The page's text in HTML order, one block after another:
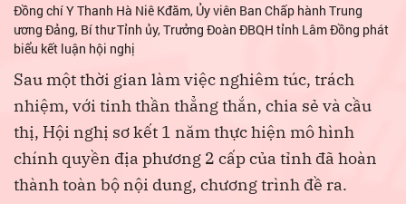
Đồng chí Y Thanh Hà Niê Kđăm, Ủy viên Ban Chấp hành Trung
ương Đảng, Bí thư Tỉnh ủy, Trưởng Đoàn ĐBQH tỉnh Lâm Đồng phát
biểu kết luận hội nghị
Sau một thời gian làm việc nghiêm túc, trách
nhiệm, với tinh thần thẳng thắn, chia sẻ và cầu
thị, Hội nghị sơ kết 1 năm thực hiện mô hình
chính quyền địa phương 2 cấp của tỉnh đã hoàn
thành toàn bộ nội dung, chương trình đề ra.